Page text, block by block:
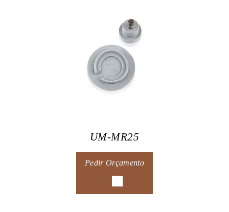
UM-MR25
Pedir Orçamento